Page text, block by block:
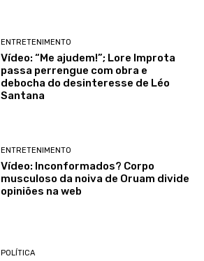
ENTRETENIMENTO
Vídeo: “Me ajudem!”; Lore Improta
passa perrengue com obra e
debocha do desinteresse de Léo
Santana
ENTRETENIMENTO
Vídeo: Inconformados? Corpo
musculoso da noiva de Oruam divide
opiniões na web
POLÍTICA